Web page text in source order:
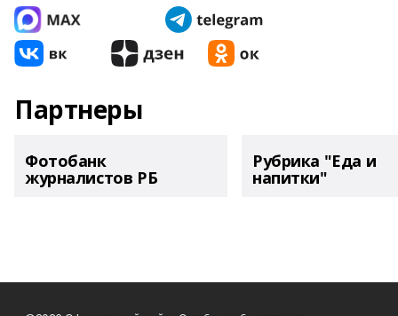
Партнеры
Фотобанк
журналистов РБ
Рубрика "Еда и
напитки"